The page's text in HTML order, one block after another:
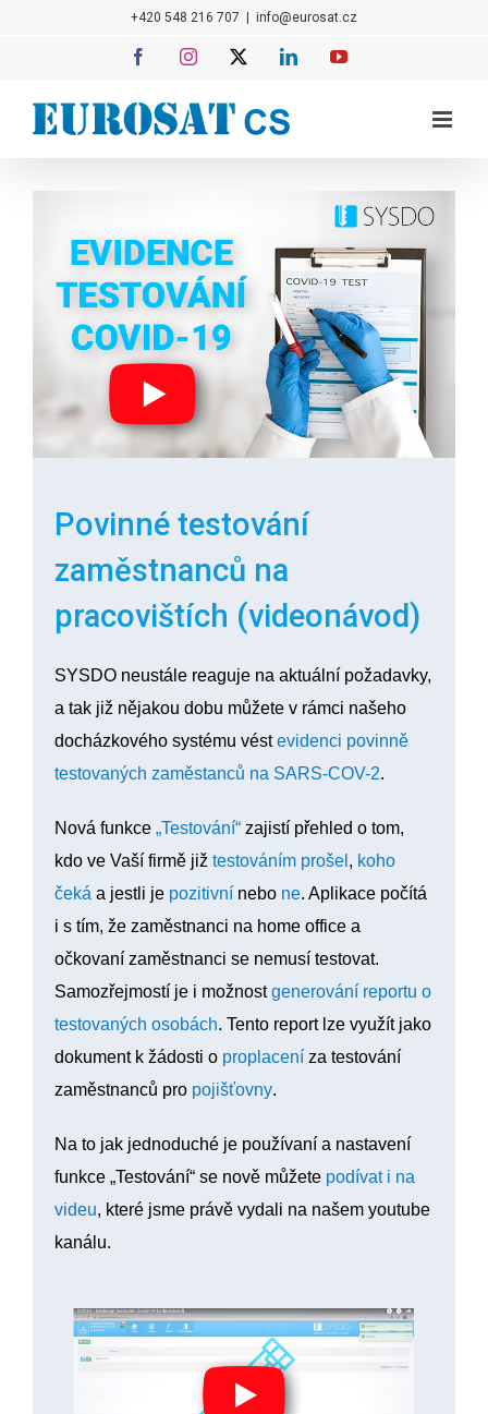
+420 548 216 707 info@eurosat.cz
FacebookInstagram LinkedInYouTube
Povinné testování
zaměstnanců na
pracovištích (videonávod)
SYSDO neustále reaguje na aktuální požadavky,
a tak již nějakou dobu můžete v rámci našeho
docházkového systému véstevidenci povinně
testovaných zaměstanců na SARS-COV-2.
Nová funkce „Testování“zajistí přehled o tom,
kdo ve Vaší firmě již testováním prošel , koho
čeká a jestli je pozitivnínebo ne. Aplikace počítá
i s tím, že zaměstnanci na home office a
očkovaní zaměstnanci se nemusí testovat.
Samozřejmostí je i možnostgenerování reportu o
testovaných osobách. Tento report lze využít jako
dokument k žádosti o proplaceníza testování
zaměstnanců pro pojišťovny.
Na to jak jednoduché je používaní a nastavení
funkce „Testování“ se nově můžete podívat i na
videu, které jsme právě vydali na našem youtube
kanálu.